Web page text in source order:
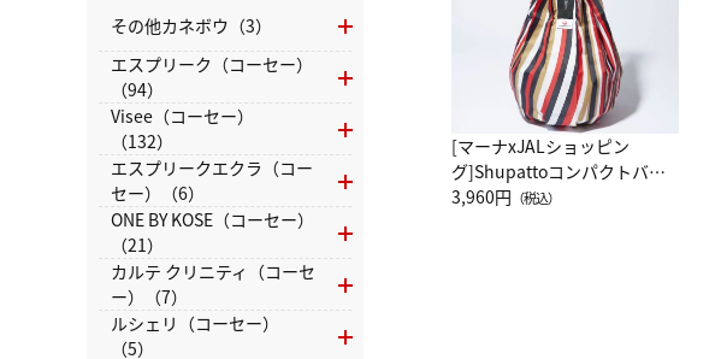
[マーナxJALショッピン
グ]Shupattoコンパクトバッ
グ Drop JAL客室乗務員
3,960円 （税込）
その他カネボウ（3）
エスプリーク（コーセー）
（94）
Visee（コーセー）
（132）
エスプリークエクラ（コー
セー）（6）
ONE BY KOSE（コーセー）
（21）
カルテ クリニティ（コーセ
ー）（7）
ルシェリ（コーセー）
（5）